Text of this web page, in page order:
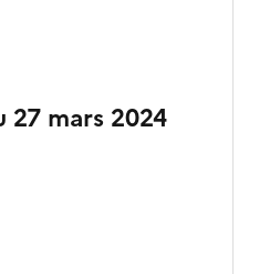
27 mars 2024